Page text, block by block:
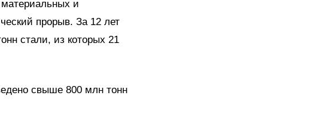
и
прорыв. За 12 лет
стали, из которых 21
свыше 800 млн тонн